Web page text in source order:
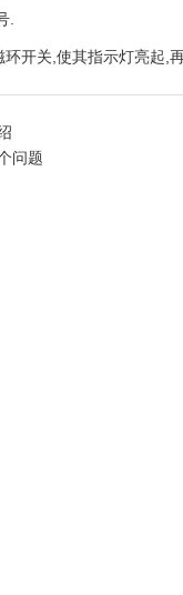
.
关,使其指示灯亮起,再
问题